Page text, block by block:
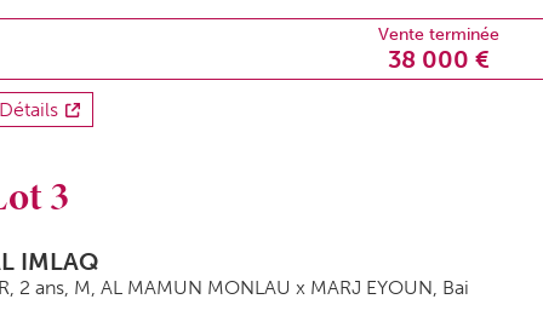
Vente terminée
38 000 €
Détails
3
IMLAQ
2 ans, M, AL MAMUN MONLAU x MARJ EYOUN, Bai